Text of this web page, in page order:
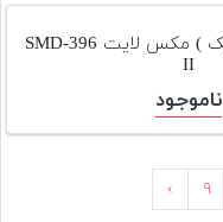
نور فلات ( سان پک ) مکس لایت SMD-396
II
ناموجود
۹ ›